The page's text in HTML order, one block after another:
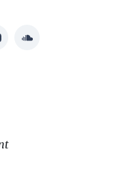
Soundcloud